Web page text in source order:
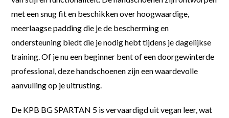
met een snug fit en beschikken over hoogwaardige,
meerlaagse padding die je de bescherming en
ondersteuning biedt die je nodig hebt tijdens je dagelijkse
training. Of je nu een beginner bent of een doorgewinterde
professional, deze handschoenen zijn een waardevolle
aanvulling op je uitrusting.
De KPB BG SPARTAN 5 is vervaardigd uit vegan leer, wat